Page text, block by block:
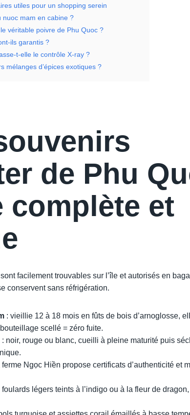
utiles pour un shopping serein
nuoc mam en cabine ?
véritable poivre de Phu Quoc ?
ils garantis ?
t-elle le contrôle X-ray ?
mélanges d’épices exotiques ?
de Phu
complète et
facilement trouvables sur l’île et autorisés en
conservent sans réfrigération.
: vieillie 12 à 18 mois en fûts de bois d’arnoglosse,
scellé = zéro fuite.
: noir, rouge ou blanc, cueilli à pleine maturité puis
ferme Ngọc Hiền propose certificats d’authenticité et
foulards légers teints à l’indigo ou à la fleur de